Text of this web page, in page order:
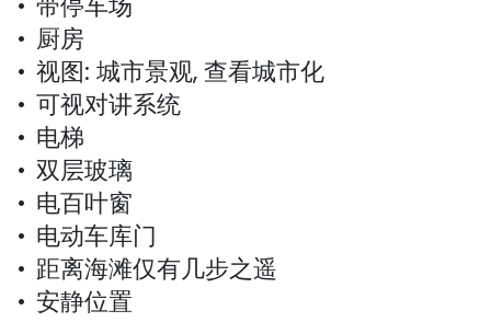
厨房
视图: 城市景观, 查看城市化
可视对讲系统
电梯
双层玻璃
电百叶窗
电动车库门
距离海滩仅有几步之遥
安静位置